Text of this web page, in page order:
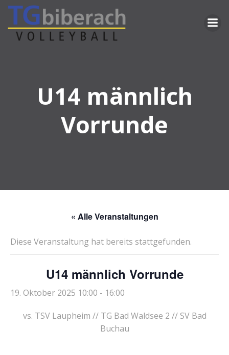
Inhalt
springen
U14 männlich
Vorrunde
« Alle Veranstaltungen
Diese Veranstaltung hat bereits stattgefunden.
U14 männlich Vorrunde
19. Oktober 2025 10:00 - 16:00
vs. TSV Laupheim // TG Bad Waldsee 2 // SV Bad
Buchau